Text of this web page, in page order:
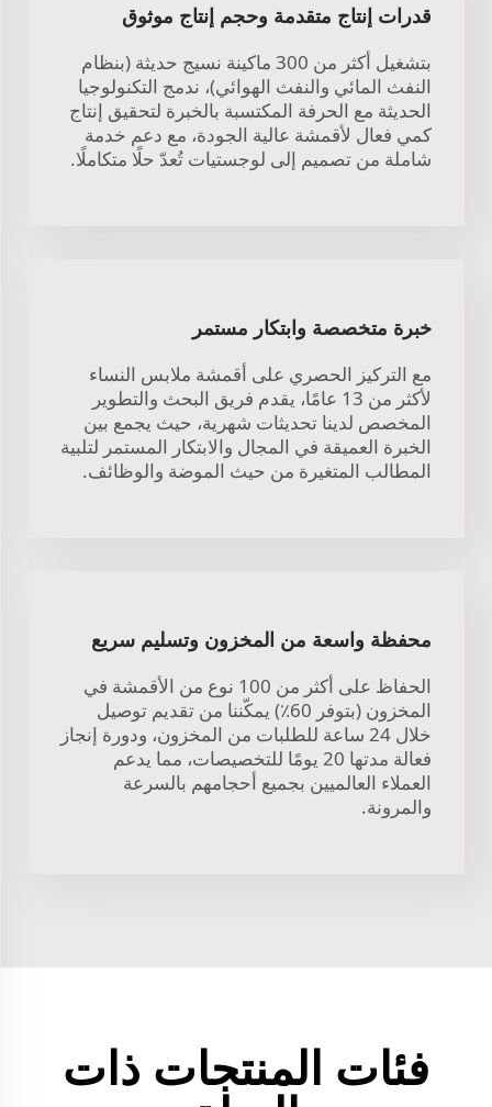
قدرات إنتاج متقدمة وحجم إنتاج موثوق
بتشغيل أكثر من 300 ماكينة نسيج حديثة (بنظام
النفث المائي والنفث الهوائي)، ندمج التكنولوجيا
الحديثة مع الحرفة المكتسبة بالخبرة لتحقيق إنتاج
كمي فعال لأقمشة عالية الجودة، مع دعم خدمة
شاملة من تصميم إلى لوجستيات تُعدّ حلًا متكاملًا.
خبرة متخصصة وابتكار مستمر
مع التركيز الحصري على أقمشة ملابس النساء
لأكثر من 13 عامًا، يقدم فريق البحث والتطوير
المخصص لدينا تحديثات شهرية، حيث يجمع بين
الخبرة العميقة في المجال والابتكار المستمر لتلبية
المطالب المتغيرة من حيث الموضة والوظائف.
محفظة واسعة من المخزون وتسليم سريع
الحفاظ على أكثر من 100 نوع من الأقمشة في
المخزون (بتوفر 60٪) يمكّننا من تقديم توصيل
خلال 24 ساعة للطلبات من المخزون، ودورة إنجاز
فعالة مدتها 20 يومًا للتخصيصات، مما يدعم
العملاء العالميين بجميع أحجامهم بالسرعة
والمرونة.
فئات المنتجات ذات